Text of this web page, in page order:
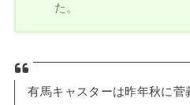
た。
有馬キャスターは昨年秋に菅